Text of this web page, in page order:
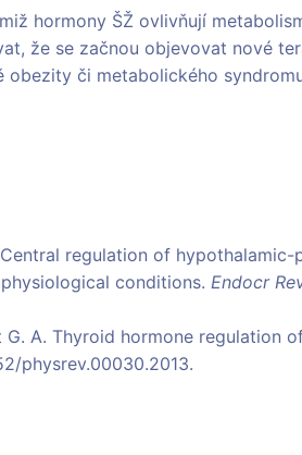
hormony ŠŽ ovlivňují
že se začnou objevovat nové
obezity či metabolického
Central regulation of
conditions. Endocr
G. A. Thyroid hormone regulation
physrev.00030.2013.